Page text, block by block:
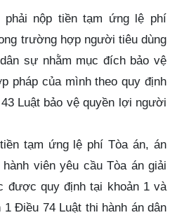
phải nộp tiền tạm ứng lệ phí
trường hợp người tiêu dùng
sự nhằm mục đích bảo vệ
pháp của mình theo quy định
Luật bảo vệ quyền lợi người
tạm ứng lệ phí Tòa án, án
viên yêu cầu Tòa án giải
được quy định tại khoản 1 và
Điều 74 Luật thi hành án dân